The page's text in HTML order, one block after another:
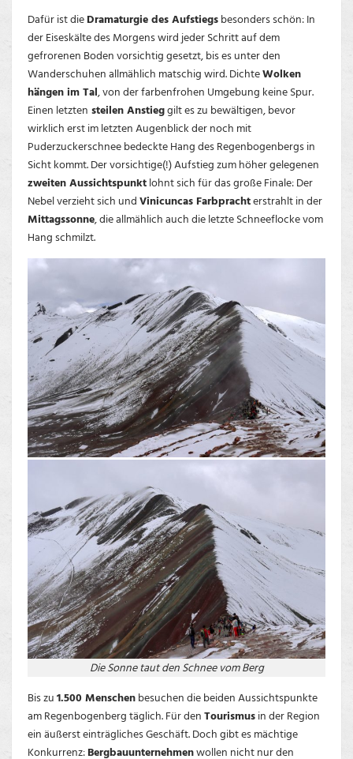
Dafür ist dieDramaturgie des Aufstiegsbesonders schön: In
der Eiseskälte des Morgens wird jeder Schritt auf dem
gefrorenen Boden vorsichtig gesetzt, bis es unter den
Wanderschuhen allmählich matschig wird. DichteWolken
hängen im Tal, von der farbenfrohen Umgebung keine Spur.
Einen letzten steilen Anstieggilt es zu bewältigen, bevor
wirklich erst im letzten Augenblick der noch mit
Puderzuckerschnee bedeckte Hang des Regenbogenbergs in
Sicht kommt. Der vorsichtige(!) Aufstieg zum höher gelegenen
zweiten Aussichtspunktlohnt sich für das große Finale: Der
Nebel verzieht sich undVinicuncas Farbprachterstrahlt in der
Mittagssonne, die allmählich auch die letzte Schneeflocke vom
Hang schmilzt.
Die Sonne taut den Schnee vom Berg
Bis zu1.500 Menschenbesuchen die beiden Aussichtspunkte
am Regenbogenberg täglich. Für denTourismusin der Region
ein äußerst einträgliches Geschäft. Doch gibt es mächtige
Konkurrenz:Bergbauunternehmenwollen nicht nur den